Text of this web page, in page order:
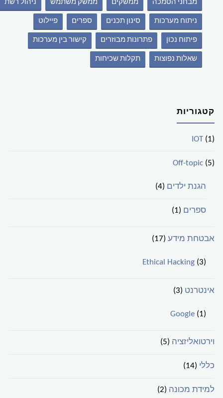
מבחני הסמכה ממשקים ממשק משתמש ניהול רשת
ניתוח מערכות סינון תכנים ספרים פיילוט
פיתוח נכון פתרונות מבוזרים קישור בין מערכות
שאלות נפוצות תקלות שכיחות
קטגוריות
IOT(1)
Off-topic(5)
הגנת ילדים (4)
ספרים (1)
אבטחת מידע (17)
Ethical Hacking(3)
אינטרנט (3)
Google(1)
וירטואליזציה (5)
כללי (14)
למידת מכונה (2)